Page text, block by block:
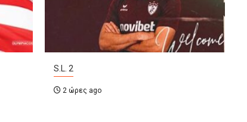
S.L. 2
2 ώρες ago